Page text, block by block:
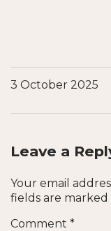
3 October 2025
Leave a
Your email
fields are marked
Comment *